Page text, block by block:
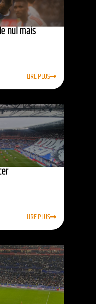
le nul mais
LIRE PLUS
LIRE PLUS